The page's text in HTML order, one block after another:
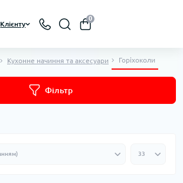
Клієнту
0
Кухонне начиння та аксесуари Горіхоколи
Фільтр